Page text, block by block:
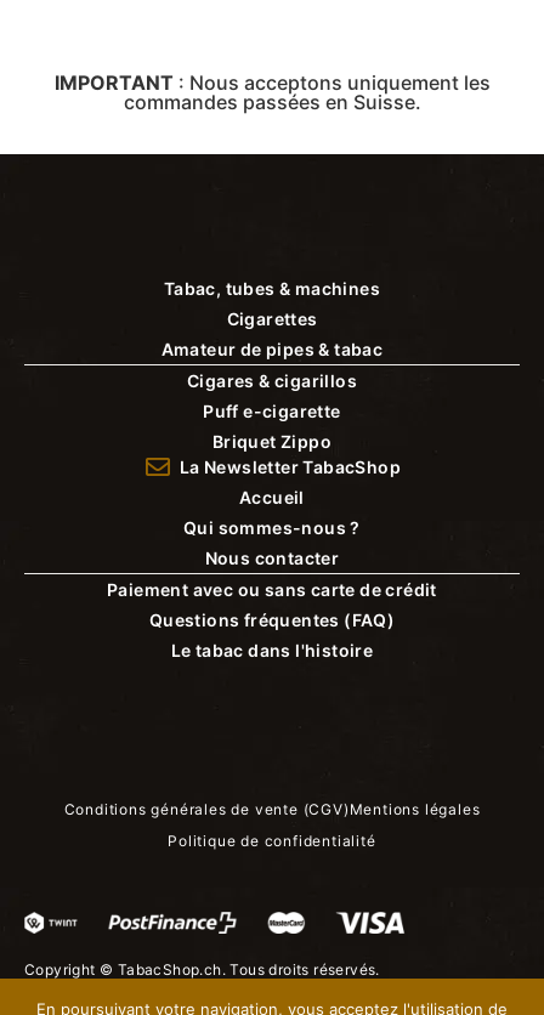
IMPORTANT : Nous acceptons uniquement les
commandes passées en Suisse.
Tabac, tubes & machines
Cigarettes
Amateur de pipes & tabac
Cigares & cigarillos
Puff e-cigarette
Briquet Zippo
La Newsletter TabacShop
Accueil
Qui sommes-nous ?
Nous contacter
Paiement avec ou sans carte de crédit
Questions fréquentes (FAQ)
Le tabac dans l'histoire
Conditions générales de vente (CGV) Mentions légales
Politique de confidentialité
Copyright © TabacShop.ch. Tous droits réservés.
En poursuivant votre navigation, vous acceptez l'utilisation de